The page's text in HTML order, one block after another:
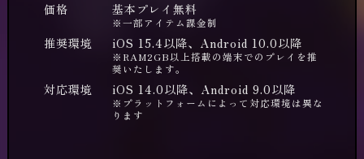
価格
基本プレイ無料
※一部アイテム課金制
推奨環境 iOS 15.4以降、Android 10.0以降
※RAM2GB以上搭載の端末でのプレイを推
奨いたします。
対応環境 iOS 14.0以降、Android 9.0以降
※プラットフォームによって対応環境は異な
ります